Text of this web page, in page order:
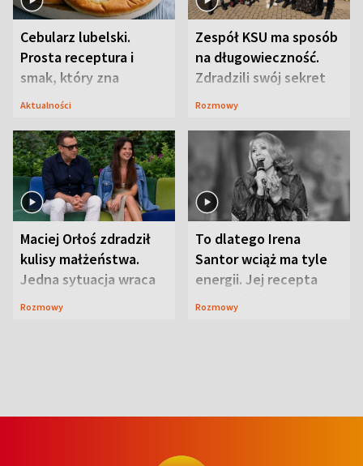
Cebularz lubelski.
Prosta receptura i
smak, który zna
Lubelszczyzna
Aktualności
Zespół KSU ma sposób
na długowieczność.
Zdradzili swój sekret
Rozmowy
Maciej Orłoś zdradził
kulisy małżeństwa.
Jedna sytuacja wraca
jak bumerang
Rozmowy
To dlatego Irena
Santor wciąż ma tyle
energii. Jej recepta
jest zaskakująco
Rozmowy